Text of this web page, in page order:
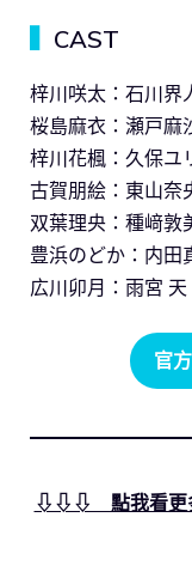
CAST
梓川咲太：石川界
桜島麻衣：瀬戸麻
梓川花楓：久保ユ
古賀朋絵：東山奈
双葉理央：種﨑敦
豊浜のどか：内田
広川卯月：雨宮 天
官
⇩⇩⇩ 點我看更